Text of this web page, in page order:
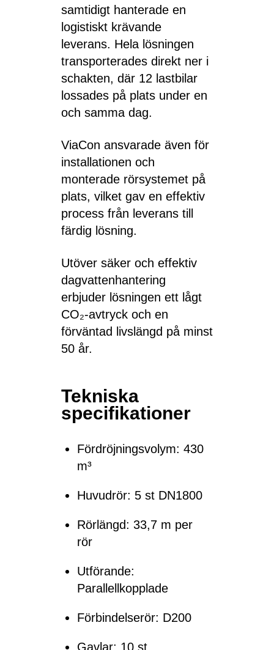
samtidigt hanterade en
logistiskt krävande
leverans. Hela lösningen
transporterades direkt ner i
schakten, där 12 lastbilar
lossades på plats under en
och samma dag.
ViaCon ansvarade även för
installationen och
monterade rörsystemet på
plats, vilket gav en effektiv
process från leverans till
färdig lösning.
Utöver säker och effektiv
dagvattenhantering
erbjuder lösningen ett lågt
CO₂-avtryck och en
förväntad livslängd på minst
50 år.
Tekniska
specifikationer
Fördröjningsvolym: 430
m³
Huvudrör: 5 st DN1800
Rörlängd: 33,7 m per
rör
Utförande:
Parallellkopplade
Förbindelserör: D200
Gavlar: 10 st